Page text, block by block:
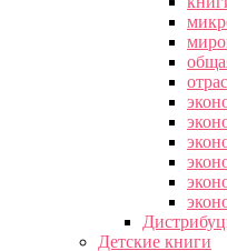
Детские книги